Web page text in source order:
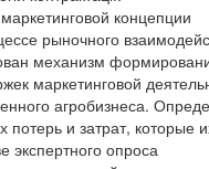
концепции
рыночного
механизм
маркетинговой
агробизнеса.
потерь и затрат, которые
экспертного опроса